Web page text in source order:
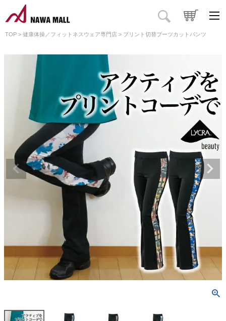
TOP 健康体操／フィットネスウェア専門店 プリント切替ブーツカットパンツ